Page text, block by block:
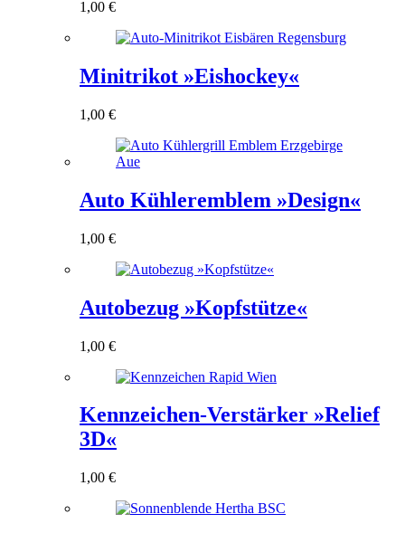
1,00 €
Minitrikot »Eishockey«
1,00 €
Auto Kühleremblem »Design«
1,00 €
Autobezug »Kopfstütze«
1,00 €
Kennzeichen-Verstärker »Relief
3D«
1,00 €